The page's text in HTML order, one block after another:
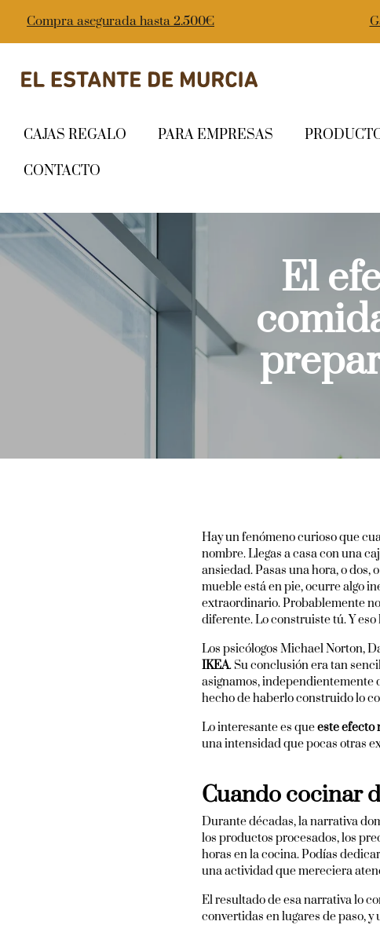
Compra asegurada hasta 2.500€
CAJAS REGALO PARA EMPRESAS
CONTACTO
El
Hay un fenómeno curioso que
nombre. Llegas a casa con una
ansiedad. Pasas una hora, o dos,
mueble está en pie, ocurre algo
extraordinario. Probablemente
diferente. Lo construiste tú. Y eso
Los psicólogos Michael Norton,
IKEA. Su conclusión era tan
asignamos, independientemente
hecho de haberlo construido lo
Lo interesante es queeste efecto
una intensidad que pocas otras
Cuando cocinar
Durante décadas, la narrativa
los productos procesados, los
horas en la cocina. Podías
una actividad que mereciera
El resultado de esa narrativa lo
convertidas en lugares de paso,